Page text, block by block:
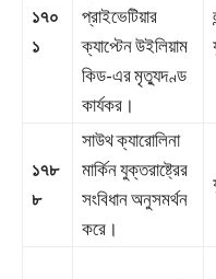
১৭০
১
প্রাইভেটিয়ার
ক্যাপ্টেন উইলিয়াম
কিড-এর মৃত্যুদণ্ড
কার্যকর।
১৭৮
৮
সাউথ ক্যারোলিনা
মার্কিন যুক্তরাষ্ট্রের
সংবিধান অনুসমর্থন
করে।